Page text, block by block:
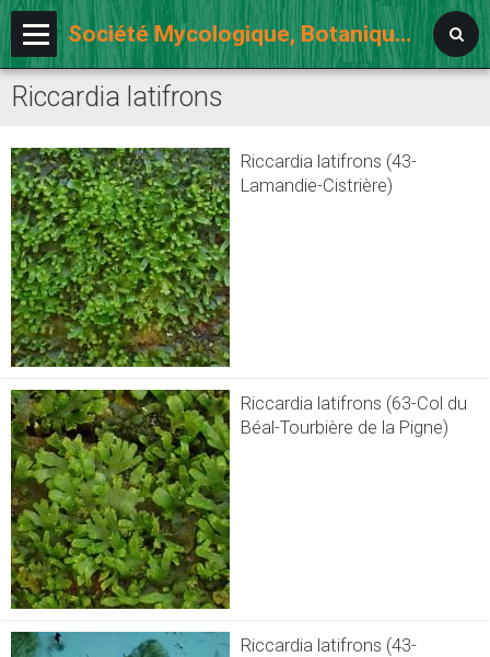
Société Mycologique, Botanique et Lichénologique d'Auvergne
Accueil
Notre agenda
Activités
Album photos
Ouvrages et sites
Forum adhérents
Riccardia latifrons
Riccardia latifrons (43-
Lamandie-Cistrière)
Riccardia latifrons (63-Col du
Béal-Tourbière de la Pigne)
Riccardia latifrons (43-